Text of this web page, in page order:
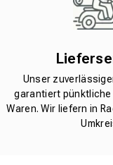
Unser
garantiert
Waren. Wir liefern in